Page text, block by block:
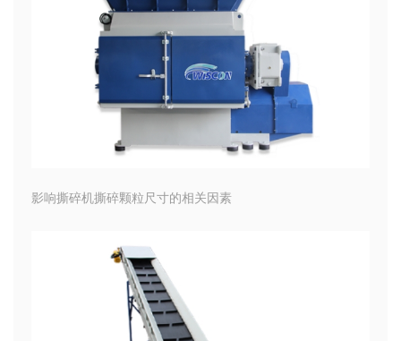
影响撕碎机撕碎颗粒尺寸的相关因素